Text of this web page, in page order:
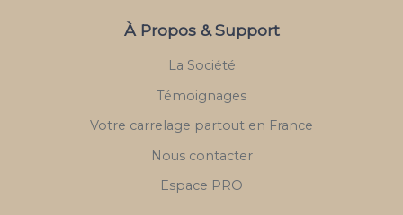
À Propos & Support
La Société
Témoignages
Votre carrelage partout en France
Nous contacter
Espace PRO